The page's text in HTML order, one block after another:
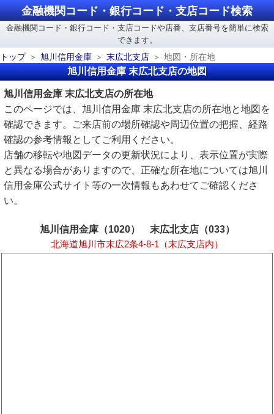
金融機関コード・銀行コード・支店コード検索
金融機関コード・銀行コード・支店コードや店番、支店番号を簡単に検索
できます。
トップ
旭川信用金庫 末広北支店 地図・所在地
旭川信用金庫 末広北支店の地図
旭川信用金庫 末広北支店の所在地
このページでは、旭川信用金庫 末広北支店の所在地と地図を
確認できます。ご来店前の場所確認や周辺位置の把握、経路
確認の参考情報としてご利用ください。
店舗の移転や地図データの更新状況により、表示位置が実際
と異なる場合がありますので、正確な所在地については旭川
信用金庫公式サイト等の一次情報もあわせてご確認くださ
い。
旭川信用金庫（1020） 末広北支店（033）
北海道旭川市末広2条4-8-1（末広支店内）